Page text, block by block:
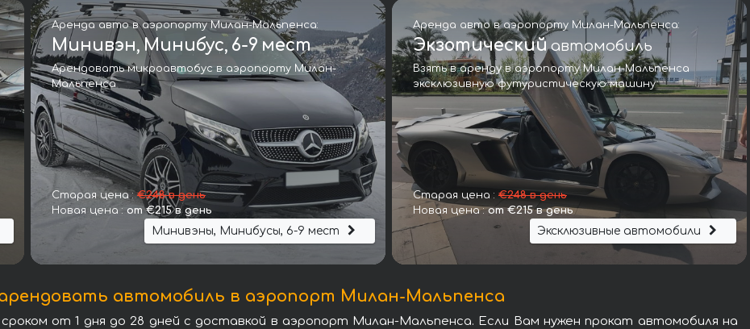
Ауди Q7 55 TFSIe quattro
Аренда авто в аэропорту Милан-Мальпенса:
Минивэн, Минибус, 6-9 мест
Арендовать микроавтобус в аэропорту Милан-
Мальпенса
Фольксваген Мультиван
Старая цена :€248 в день
Новая цена : от €215 в день
Минивэны, Минибусы, 6-9 мест
Аренда авто в аэропорту Милан-Мальпенса:
Экзотическийавтомобиль
Взять в аренду в аэропорту Милан-Мальпенса
эксклюзивную футуристическую машину
Старая цена : €248 в день
Новая цена :от €215 в день
Эксклюзивные автомобили
арендовать автомобиль в аэропорт Милан-Мальпенса
от 1 дня до 28 дней с доставкой в аэропорт Милан-Мальпенса. Если Вам нужен прокат автомобиля на